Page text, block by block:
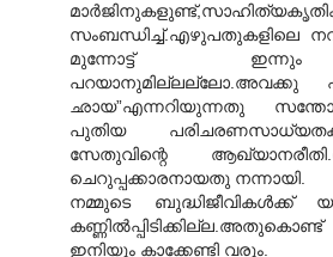
സംബന്ധിച്ച്.എഴുപതുകളിലെ
മുന്നോട്ട് ഇന്നും
പറയാനുമില്ലല്ലോ.അവക്കു
ഛായ”എന്നറിയുന്നതു
പുതിയ
സേതുവിന്റെ
ചെറുപ്പക്കാരനായതു നന്നായി.
നമ്മുടെ
ഇനിയും കാക്കേണ്ടി വരും.